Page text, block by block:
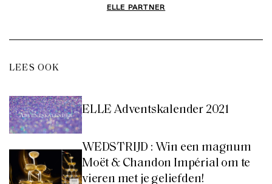
ELLE PARTNER
LEES OOK
ELLE Adventskalender 2021
WEDSTRIJD : Win een magnum
Moët & Chandon Impérial om te
vieren met je geliefden!